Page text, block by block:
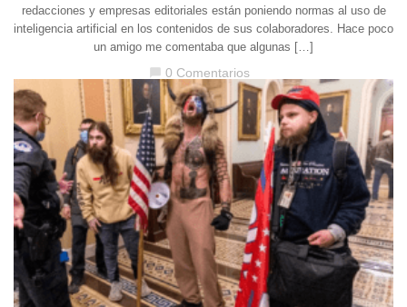
redacciones y empresas editoriales están poniendo normas al uso de
inteligencia artificial en los contenidos de sus colaboradores. Hace poco
un amigo me comentaba que algunas […]
0 Comentarios